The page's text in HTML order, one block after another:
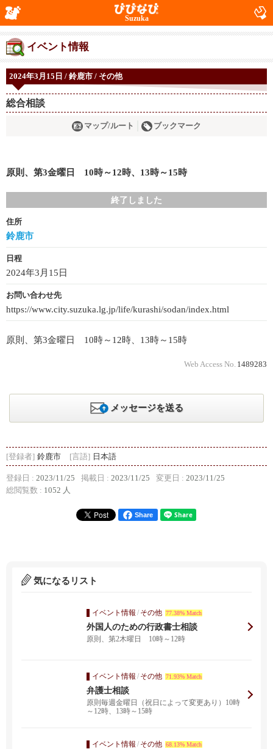
Suzuka
イベント情報
2024年3月15日 / 鈴鹿市 / その他
総合相談
マップ/ルート ブックマーク
原則、第3金曜日 10時～12時、13時～15時
終了しました
住所
鈴鹿市
日程
2024年3月15日
お問い合わせ先
https://www.city.suzuka.lg.jp/life/kurashi/sodan/index.html
原則、第3金曜日 10時～12時、13時～15時
Web Access No. 1489283
メッセージを送る
[登録者] 鈴鹿市 [言語] 日本語
登録日 : 2023/11/25 掲載日 : 2023/11/25 変更日 : 2023/11/25
総閲覧数 : 1052 人
Share
気になるリスト
イベント情報 / その他 77.38% Match
外国人のための行政書士相談
原則、第2木曜日 10時～12時
イベント情報 / その他 71.93% Match
弁護士相談
原則毎週金曜日（祝日によって変更あり）10時
～12時、13時～15時
イベント情報 / その他 68.13% Match